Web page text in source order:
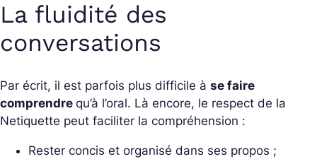
La fluidité des
conversations
Par écrit, il est parfois plus difficile à se faire
comprendre qu’à l’oral. Là encore, le respect de la
Netiquette peut faciliter la compréhension :
Rester concis et organisé dans ses propos ;